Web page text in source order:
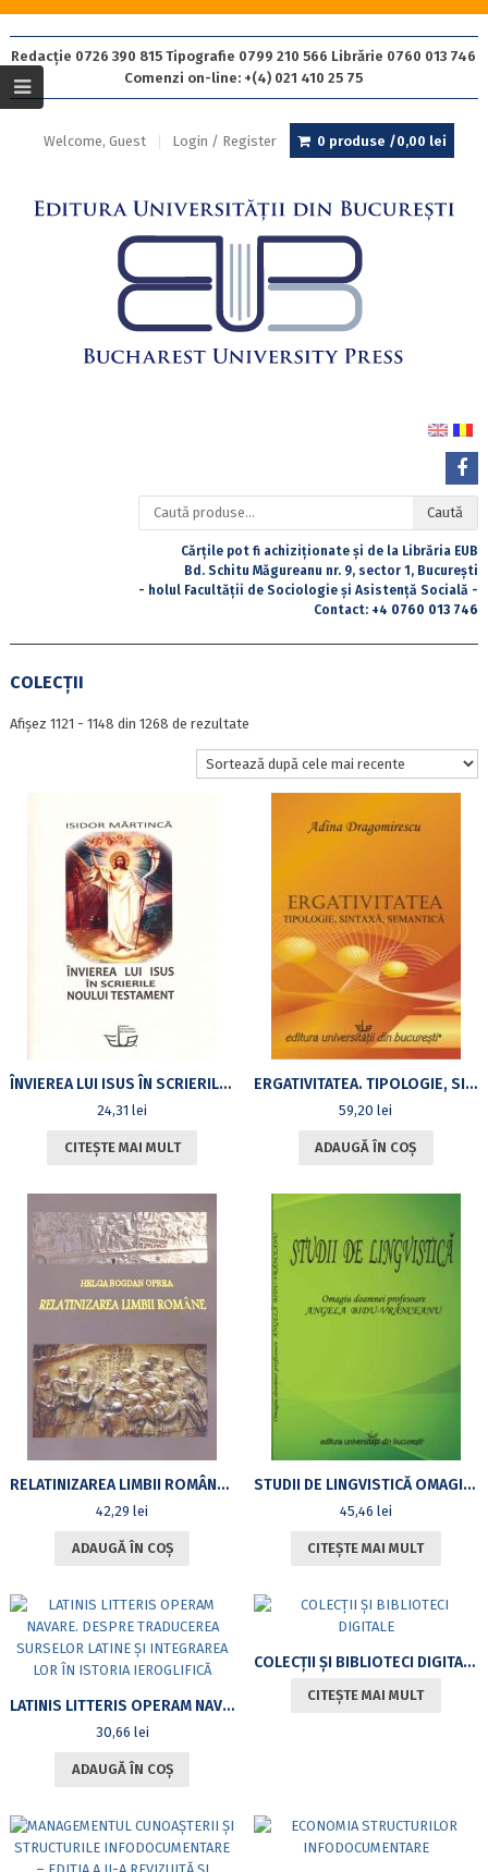
Redacție 0726 390 815 Tipografie 0799 210 566 Librărie 0760 013 746
Comenzi on-line: +(4) 021 410 25 75
Welcome, Guest Login / Register 0 produse /0,00 lei
Caută
după:
Caută
Cărțile pot fi achiziționate și de la Librăria EUB
Bd. Schitu Măgureanu nr. 9, sector 1, București
- holul Facultății de Sociologie și Asistență Socială -
Contact: +4 0760 013 746
COLECȚII
Afișez 1121 - 1148 din 1268 de rezultateSortat
cele
ÎNVIEREA LUI ISUS ÎN SCRIERILE NOULUI TESTAMENT
24,31lei
CITEȘTE MAI MULT
ERGATIVITATEA. TIPOLOGIE, SINTAXĂ, SEMANTICĂ
59,20lei
ADAUGĂ ÎN COȘ
RELATINIZAREA LIMBII ROMÂNE. PRIVIRE GENERALĂ: ACCEPȚII, DELIMITĂRI, ASPECTE
42,29lei
ADAUGĂ ÎN COȘ
STUDII DE LINGVISTICĂ OMAGIU DOAMNEI PROFESOARE ANGELA BIDU-VRĂNCEANU
45,46 lei
CITEȘTE MAI MULT
LATINIS LITTERIS OPERAM NAVARE. DESPRE TRADUCEREA SURSELOR LATINE ȘI INTEGRAREA LOR ÎN ISTORIA IEROGLIFICĂ
30,66 lei
ADAUGĂ ÎN COȘ
COLECȚII ȘI BIBLIOTECI DIGITALE
CITEȘTE MAI MULT